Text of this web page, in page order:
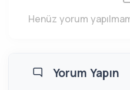
Henüz yorum
Yorum Yapın